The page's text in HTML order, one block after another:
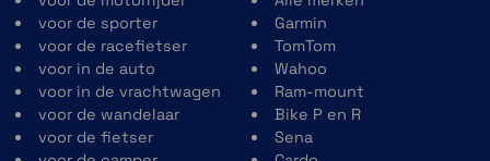
luidsprekers, mesh-, FM-radio- en
Bluetooth-antenne bij voorbaat
geïnstalleerd in de helmschaal
Nieuw Neckroll-concept voor
eenvoudiger onderhoud van de voering
en verbeterde aero-akoestiek-prestaties
voor de sporter
voor de racefietser
voor in de auto
voor in de vrachtwagen
voor de wandelaar
voor de fietser
Garmin
TomTom
Wahoo
Ram-mount
Bike P en R
Sena